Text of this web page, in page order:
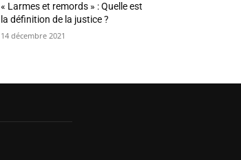
« Larmes et remords » : Quelle est
la définition de la justice ?
14 décembre 2021